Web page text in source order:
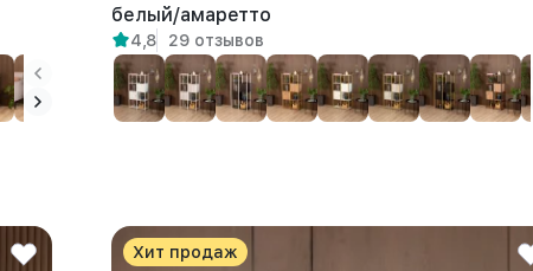
белый/амаретто
4,8 29 отзывов
Хит продаж